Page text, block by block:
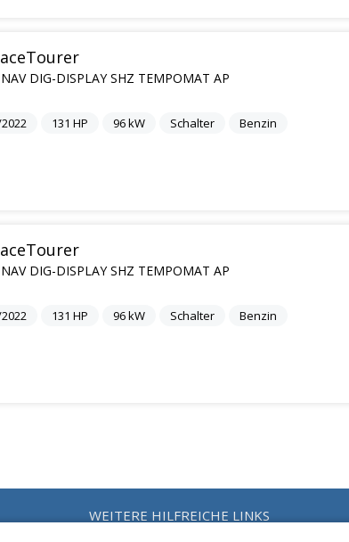
DIG-DISPLAY SHZ TEMPOMAT AP
131 HP 96kW Schalter Benzin
DIG-DISPLAY SHZ TEMPOMAT AP
131 HP 96kW Schalter Benzin
WEITERE HILFREICHE LINKS